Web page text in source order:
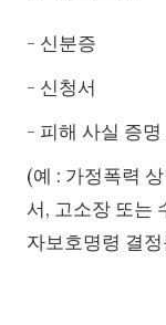
- 신분증
- 신청서
- 피해 사실 증명
(예 : 가정폭력
서, 고소장 또는
자보호명령 결